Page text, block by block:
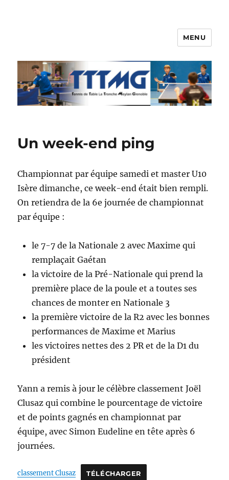
MENU
BlogUn week-end ping
Championnat par équipe samedi et master U10
Isère dimanche, ce week-end était bien rempli.
On retiendra de la 6e journée de championnat
par équipe :
le 7-7 de la Nationale 2 avec Maxime qui
remplaçait Gaétan
la victoire de la Pré-Nationale qui prend la
première place de la poule et a toutes ses
chances de monter en Nationale 3
la première victoire de la R2 avec les bonnes
performances de Maxime et Marius
les victoires nettes des 2 PR et de la D1 du
président
Yann a remis à jour le célèbre classement Joël
Clusaz qui combine le pourcentage de victoire
et de points gagnés en championnat par
équipe, avec Simon Eudeline en tête après 6
journées.
classement Clusaz TÉLÉCHARGER